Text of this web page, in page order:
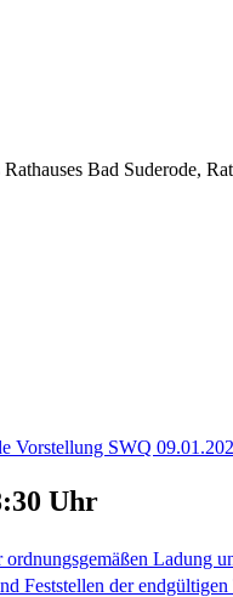
Bad Suderode,
Vorstellung SWQ
Uhr
Ladung
Feststellen der